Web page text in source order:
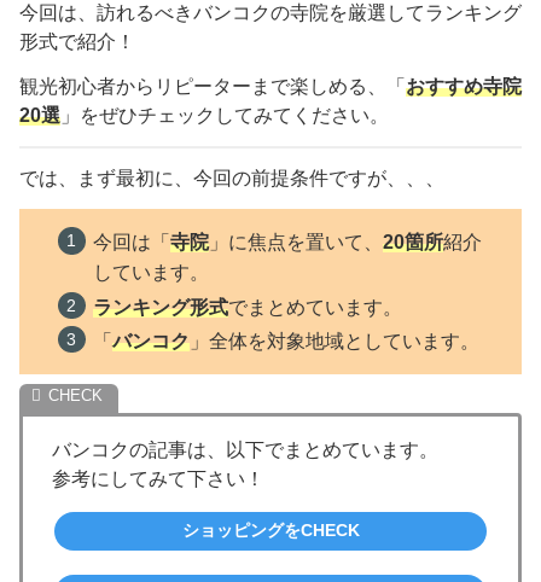
今回は、訪れるべきバンコクの寺院を厳選してランキング
形式で紹介！
観光初心者からリピーターまで楽しめる、「 おすすめ寺院
20選 」をぜひチェックしてみてください。
では、まず最初に、今回の前提条件ですが、、、
今回は「寺院」に焦点を置いて、20箇所紹介
しています。
ランキング形式でまとめています。
「バンコク 」全体を対象地域としています。
バンコクの記事は、以下でまとめています。
参考にしてみて下さい！
ショッピングをCHECK